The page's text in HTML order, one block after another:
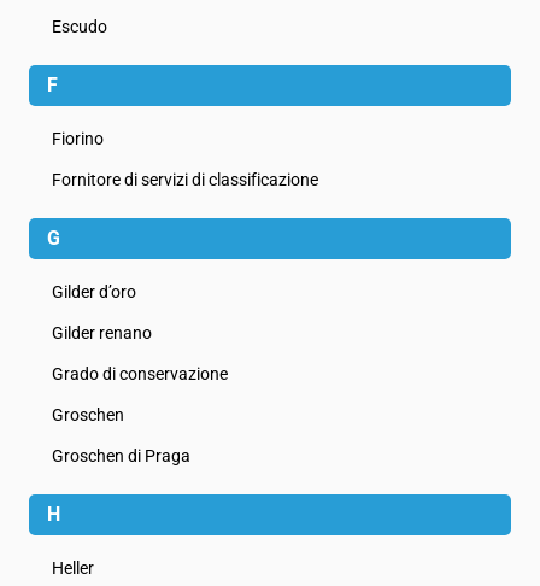
Escudo
F
Fiorino
Fornitore di servizi di classificazione
G
Gilder d’oro
Gilder renano
Grado di conservazione
Groschen
Groschen di Praga
H
Heller